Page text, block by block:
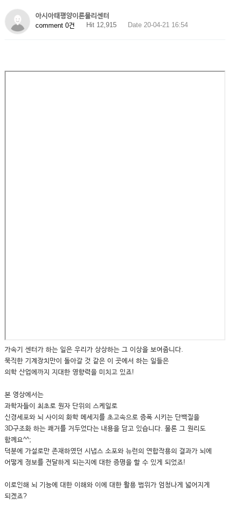
아시아태평양이론물리센터
comment 0건
Hit 12,915 Date 20-04-21 16:54
가속기 센터가 하는 일은 우리가 상상하는 그 이상을 보여줍니다.
묵직한 기계장치만이 돌아갈 것 같은 이 곳에서 하는 일들은
의학 산업에까지 지대한 영향력을 미치고 있죠!
본 영상에서는
과학자들이 최초로 원자 단위의 스케일로
신경세포와 뇌 사이의 화학 메세지를 초고속으로 증폭 시키는 단백질을
3D구조화 하는 쾌거를 거두었다는 내용을 담고 있습니다. 물론 그 원리도
함께요^^;
덕분에 가설로만 존재하였던 시냅스 소포와 뉴런의 연합작용의 결과가 뇌에
어떻게 정보를 전달하게 되는지에 대한 증명을 할 수 있게 되었죠!
이로인해 뇌 기능에 대한 이해와 이에 대한 활용 범위가 엄청나게 넓어지게
되겠죠?